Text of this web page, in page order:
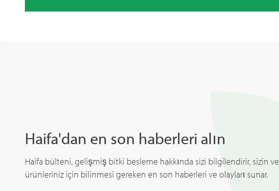
Haifa'dan en son haberleri alın
Haifa bülteni, gelişmiş bitki besleme hakkında sizi bilgilendirir, sizin ve
ürünleriniz için bilinmesi gereken en son haberleri ve olayları sunar.